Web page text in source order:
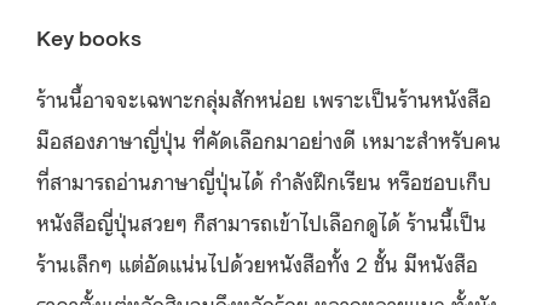
Key books
ร้านนี้อาจจะเฉพาะกลุ่มสักหน่อย เพราะเป็นร้านหนังสือ
มือสองภาษาญี่ปุ่น ที่คัดเลือกมาอย่างดี เหมาะสำหรับคน
ที่สามารถอ่านภาษาญี่ปุ่นได้ กำลังฝึกเรียน หรือชอบเก็บ
หนังสือญี่ปุ่นสวยๆ ก็สามารถเข้าไปเลือกดูได้ ร้านนี้เป็น
ร้านเล็กๆ แต่อัดแน่นไปด้วยหนังสือทั้ง 2 ชั้น มีหนังสือ